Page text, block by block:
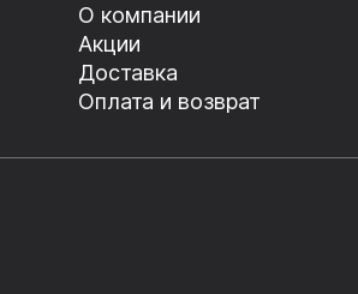
О компании
Акции
Доставка
Оплата и возврат